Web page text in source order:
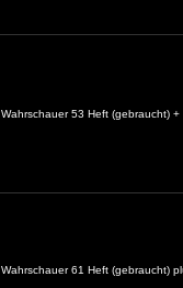
Wahrschauer 53 Heft (gebraucht) +
Wahrschauer 61 Heft (gebraucht)